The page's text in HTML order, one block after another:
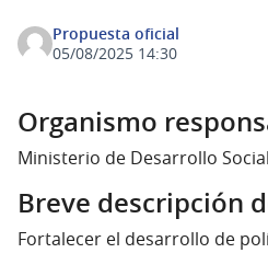
Propuesta oficial
05/08/2025 14:30
Organismo
Ministerio de Desarrollo
Breve descripción
Fortalecer el desarrollo de